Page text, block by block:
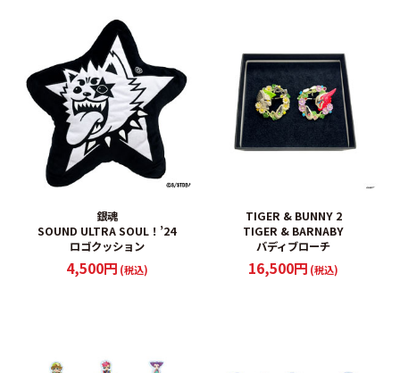
銀魂
SOUND ULTRA SOUL！’24
ロゴクッション
4,500円 (税込)
TIGER & BUNNY 2
TIGER & BARNABY
バディブローチ
16,500円 (税込)